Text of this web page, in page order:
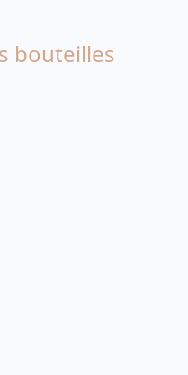
bouteilles